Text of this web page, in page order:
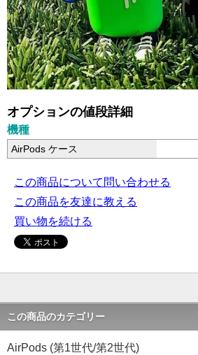
オプションの値段詳細
機種
AirPods ケース
この商品について問い合わせる
この商品を友達に教える
買い物を続ける
この商品のカテゴリー
AirPods (第1世代/第2世代)